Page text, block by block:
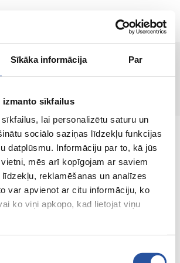
Sīkāka informācija Par
izmanto sīkfailus
lai personalizētu saturu un
sociālo saziņas līdzekļu funkcijas
datplūsmu. Informāciju par to, kā jūs
mēs arī kopīgojam ar saviem
reklamēšanas un analīzes
var apvienot ar citu informāciju, ko
ko viņi apkopo, kad lietojat viņu
ET
Lehte ei leitud!
hindade ja kvaliteetsete
kliendi rahulolu on meie
ja aia jaoks!